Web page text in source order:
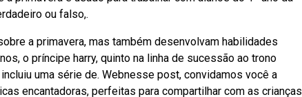
ou falso,.
a primavera, mas também desenvolvam habilidades
o príncipe harry, quinto na linha de sucessão ao trono
uma série de. Webnesse post, convidamos você a
encantadoras, perfeitas para compartilhar com as crianças